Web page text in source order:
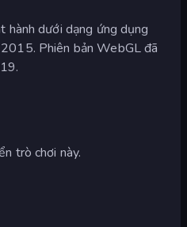
hành dưới dạng ứng dụng
Phiên bản WebGL đã
trò chơi này.